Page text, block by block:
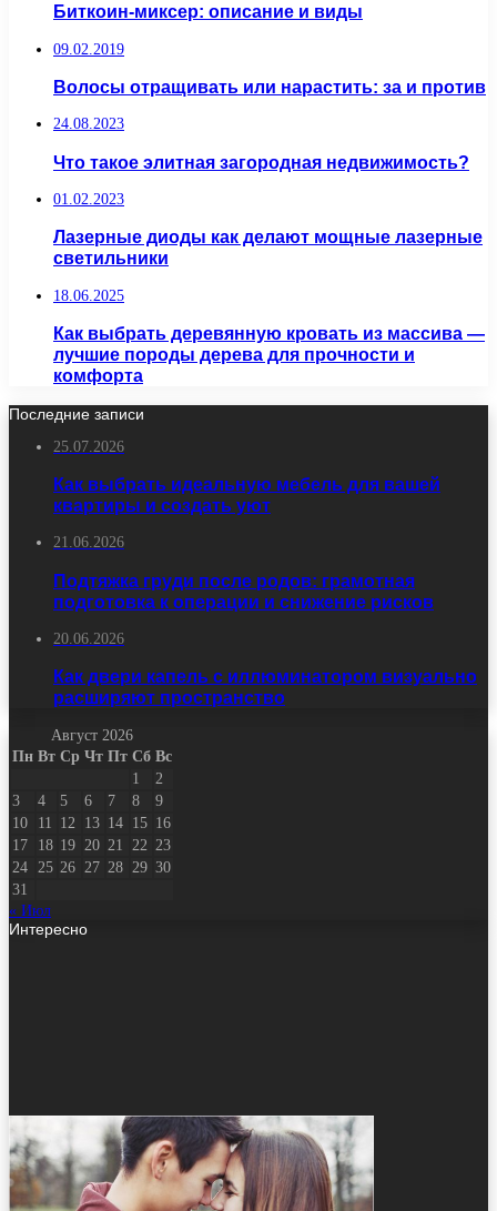
Биткоин-миксер: описание и виды
09.02.2019
Волосы отращивать или нарастить: за и против
24.08.2023
Что такое элитная загородная недвижимость?
01.02.2023
Лазерные диоды как делают мощные лазерные
светильники
18.06.2025
Как выбрать деревянную кровать из массива —
лучшие породы дерева для прочности и
комфорта
Последние записи
25.07.2026
Как выбрать идеальную мебель для вашей
квартиры и создать уют
21.06.2026
Подтяжка груди после родов: грамотная
подготовка к операции и снижение рисков
20.06.2026
Как двери капель с иллюминатором визуально
расширяют пространство
Август 2026
Пн Вт Ср Чт Пт Сб Вс
1
2
3
4 5 6 7 8
9
10
11 12 13 14 15 16
17
18 19 20 21 22 23
24
25 26 27 28 29 30
31
« Июл
Интересно